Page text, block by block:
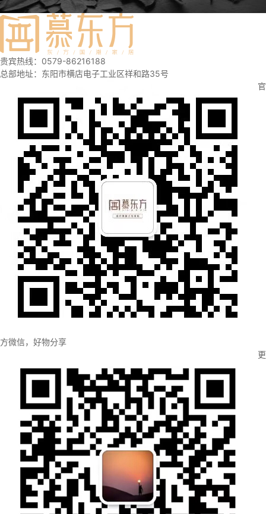
贵宾热线：0579-86216188
总部地址：东阳市横店电子工业区祥和路35号
官
方微信，好物分享
更